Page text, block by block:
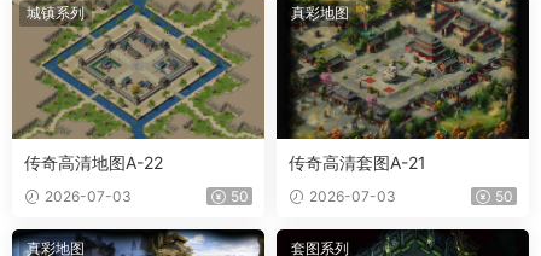
城镇系列
传奇高清地图A-22
2026-07-03 50
真彩地图
传奇高清套图A-21
2026-07-03 50
真彩地图 套图系列